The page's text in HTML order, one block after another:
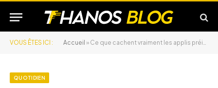
VOUS ÊTES ICI : Accueil » Ce que cachent vraiment les applis préinstallées : comment s’en débarrasser enfin
QUOTIDIEN